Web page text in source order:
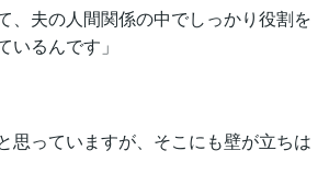
、夫の人間関係の中でしっかり役割を
いるんです」
思っていますが、そこにも壁が立ちは